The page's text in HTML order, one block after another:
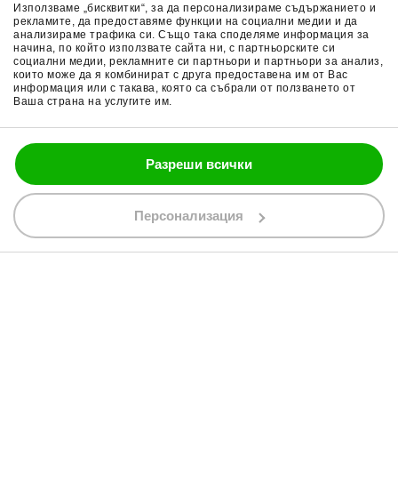
Използваме „бисквитки“, за да персонализираме съдържанието и
рекламите, да предоставяме функции на социални медии и да
анализираме трафика си. Също така споделяме информация за
начина, по който използвате сайта ни, с партньорските си
социални медии, рекламните си партньори и партньори за анализ,
които може да я комбинират с друга предоставена им от Вас
информация или с такава, която са събрали от ползването от
Ваша страна на услугите им.
Разреши всички
Персонализация
Общи условия
Поверителност
Политика за бисквитки
Раници за мотор
Ръкавици за мотор
Части за мотор
088 200 7002
shop@bobimx.com